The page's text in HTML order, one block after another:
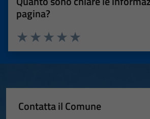
pagina?
Valuta 5 stelle su 5
Valuta 4 stelle su 5
Valuta 3 stelle su 5
Valuta 2 stelle su 5
Valuta 1 stelle su 5
Contatta il Comune